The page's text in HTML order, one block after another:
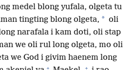
medel blong yufala, olgeta tu
tingting blong olgeta, * oli
narafala i kam doti, oli stap
we oli rul long olgeta, mo oli
we God i givim haenem long
+ +